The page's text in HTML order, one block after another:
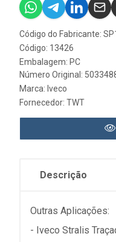
Código do Fabricante:
Código: 13426
Embalagem: PC
Número Original:
Marca: Iveco
Fornecedor: TWT
Descrição
Outras Aplicações:
- Iveco Stralis